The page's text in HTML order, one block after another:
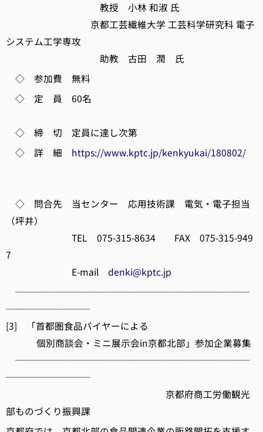
教授 小林 和淑 氏
京都工芸繊維大学 工芸科学研究科 電子
システム工学専攻
助教 古田 潤 氏
◇ 参加費 無料
◇ 定 員 60名
◇ 締 切 定員に達し次第
◇ 詳 細 https://www.kptc.jp/kenkyukai/180802/
◇ 問合先 当センター 応用技術課 電気・電子担当
（坪井）
TEL 075-315-8634 FAX 075-315-949
7
E-mail denki@kptc.jp
─────────────────────────
─────────
[3] 「首都圏食品バイヤーによる
個別商談会・ミニ展示会in京都北部」参加企業募集
─────────────────────────
─────────
京都府商工労働観光
部ものづくり振興課